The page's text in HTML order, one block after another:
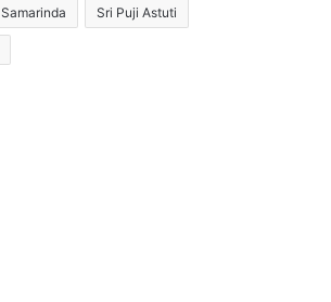
Samarinda Sri Puji Astuti